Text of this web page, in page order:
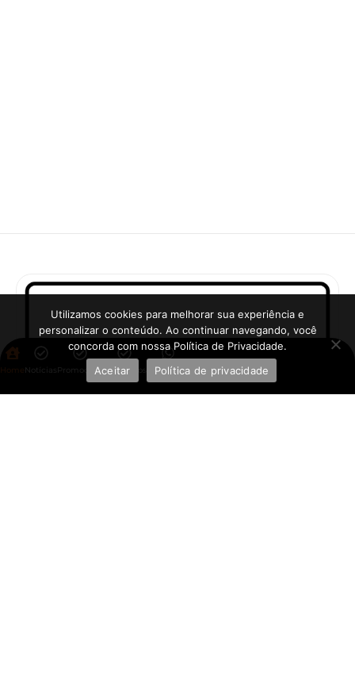
Home Notícias PromoçõesAplicativos WhatsApp
Utilizamos cookies para melhorar sua experiência e
personalizar o conteúdo. Ao continuar navegando, você
concorda com nossa Política de Privacidade.
Aceitar
Política de privacidade